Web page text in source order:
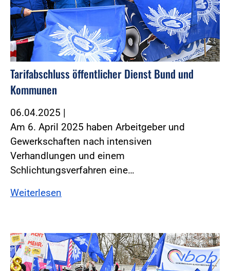
Tarifabschluss öffentlicher Dienst Bund und
Kommunen
06.04.2025 |
Am 6. April 2025 haben Arbeitgeber und
Gewerkschaften nach intensiven
Verhandlungen und einem
Schlichtungsverfahren eine…
Weiterlesen
Foto:Foto: Windmüller